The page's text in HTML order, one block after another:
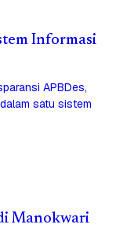
Informasi
APBDes,
satu sistem
Manokwari